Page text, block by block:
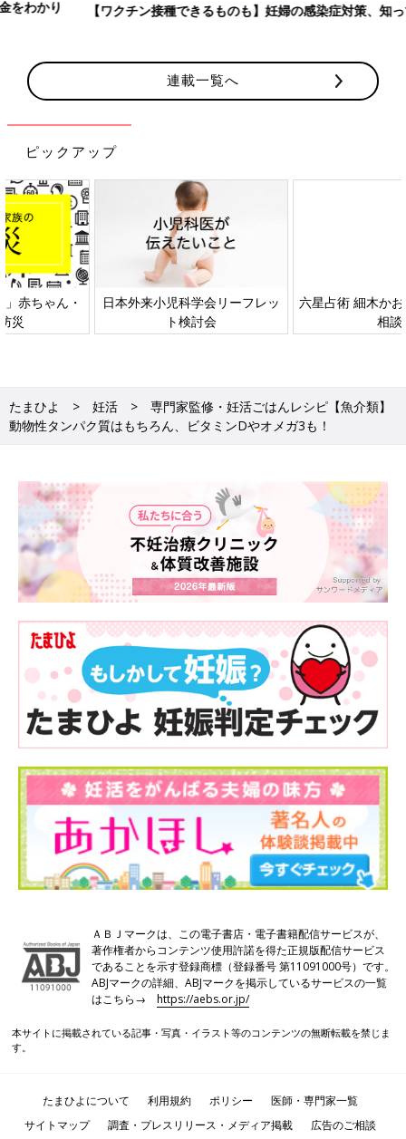
【ワクチン接種できるものも】妊婦の感染症対策、知っておいて！
連載一覧へ
ピックアップ
日本外来小児科学会リーフレッ
六星占術 細木かおりさんの人生
たまひよ 妊活
専門家監修・妊活ごはんレシピ【魚介類】
動物性タンパク質はもちろん、ビタミンDやオメガ3も！
ＡＢＪマークは、この電子書店・電子書籍配信サービスが、
著作権者からコンテンツ使用許諾を得た正規版配信サービス
であることを示す登録商標（登録番号 第11091000号）です。
ABJマークの詳細、ABJマークを掲示しているサービスの一覧
はこちら→https://aebs.or.jp/
本サイトに掲載されている記事・写真・イラスト等のコンテンツの無断転載を禁じま
す。
たまひよについて 利用規約 ポリシー
医師・専門家一覧
サイトマップ
調査・プレスリリース・メディア掲載 広告のご相談